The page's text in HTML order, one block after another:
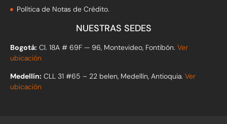
Política de Notas de Crédito.
NUESTRAS SEDES
Bogotá: Cl. 18A # 69F — 96, Montevideo, Fontibón. Ver
ubicación
Medellín: CLL 31 #65 – 22 belen, Medellín, Antioquia. Ver
ubicación